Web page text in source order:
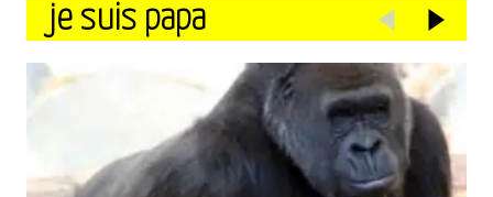
je suis papa